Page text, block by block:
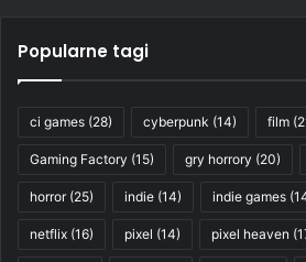
Popularne tagi
ci games (28) cyberpunk (14) film
Gaming Factory (15) gry horrory (20)
horror(25) indie (14) indie games
netflix (16) pixel (14) pixel heaven